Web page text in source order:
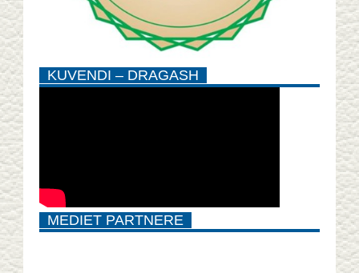
KUVENDI – DRAGASH
MEDIET PARTNERE